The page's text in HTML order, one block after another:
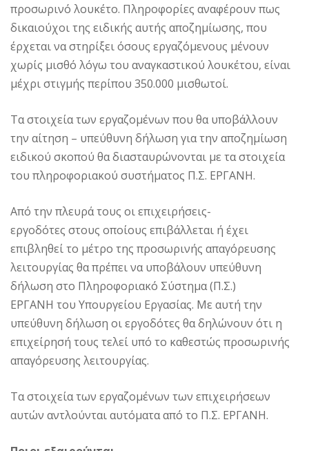
προσωρινό λουκέτο. Πληροφορίες αναφέρουν πως
δικαιούχοι της ειδικής αυτής αποζημίωσης, που
έρχεται να στηρίξει όσους εργαζόμενους μένουν
χωρίς μισθό λόγω του αναγκαστικού λουκέτου, είναι
μέχρι στιγμής περίπου 350.000 μισθωτοί.
Τα στοιχεία των εργαζομένων που θα υποβάλλουν
την αίτηση – υπεύθυνη δήλωση για την αποζημίωση
ειδικού σκοπού θα διασταυρώνονται με τα στοιχεία
του πληροφοριακού συστήματος Π.Σ. ΕΡΓΑΝΗ.
Από την πλευρά τους οι επιχειρήσεις-
εργοδότες στους οποίους επιβάλλεται ή έχει
επιβληθεί το μέτρο της προσωρινής απαγόρευσης
λειτουργίας θα πρέπει να υποβάλουν υπεύθυνη
δήλωση στο Πληροφοριακό Σύστημα (Π.Σ.)
ΕΡΓΑΝΗ του Υπουργείου Εργασίας. Με αυτή την
υπεύθυνη δήλωση οι εργοδότες θα δηλώνουν ότι η
επιχείρησή τους τελεί υπό το καθεστώς προσωρινής
απαγόρευσης λειτουργίας.
Τα στοιχεία των εργαζομένων των επιχειρήσεων
αυτών αντλούνται αυτόματα από το Π.Σ. ΕΡΓΑΝΗ.